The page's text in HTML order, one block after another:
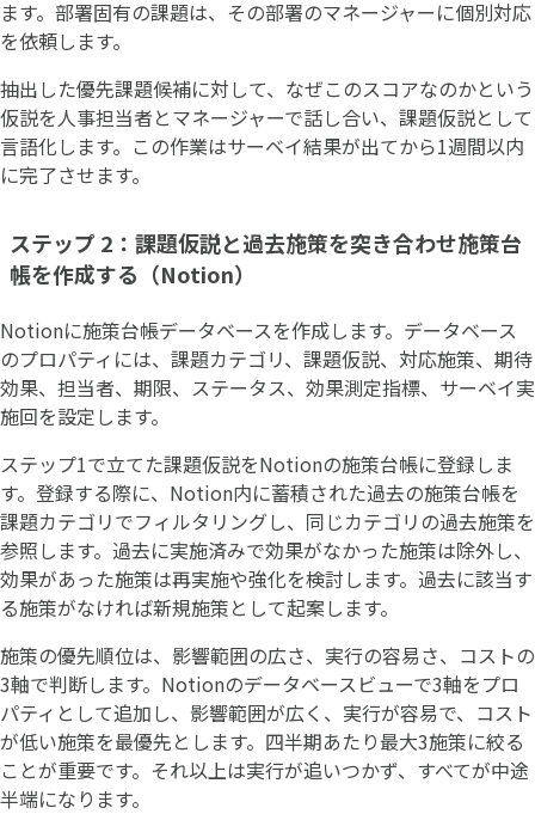
ます。部署固有の課題は、その部署のマネージャーに個別対応
を依頼します。
抽出した優先課題候補に対して、なぜこのスコアなのかという
仮説を人事担当者とマネージャーで話し合い、課題仮説として
言語化します。この作業はサーベイ結果が出てから1週間以内
に完了させます。
ステップ 2：課題仮説と過去施策を突き合わせ施策台
帳を作成する（Notion）
Notionに施策台帳データベースを作成します。データベース
のプロパティには、課題カテゴリ、課題仮説、対応施策、期待
効果、担当者、期限、ステータス、効果測定指標、サーベイ実
施回を設定します。
ステップ1で立てた課題仮説をNotionの施策台帳に登録しま
す。登録する際に、Notion内に蓄積された過去の施策台帳を
課題カテゴリでフィルタリングし、同じカテゴリの過去施策を
参照します。過去に実施済みで効果がなかった施策は除外し、
効果があった施策は再実施や強化を検討します。過去に該当す
る施策がなければ新規施策として起案します。
施策の優先順位は、影響範囲の広さ、実行の容易さ、コストの
3軸で判断します。Notionのデータベースビューで3軸をプロ
パティとして追加し、影響範囲が広く、実行が容易で、コスト
が低い施策を最優先とします。四半期あたり最大3施策に絞る
ことが重要です。それ以上は実行が追いつかず、すべてが中途
半端になります。